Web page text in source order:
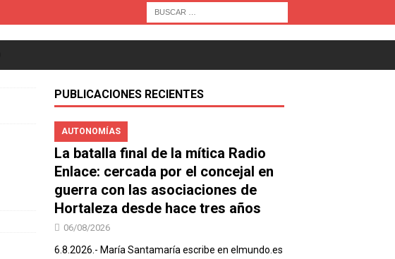
PUBLICACIONES RECIENTES
AUTONOMÍAS
La batalla final de la mítica Radio
Enlace: cercada por el concejal en
guerra con las asociaciones de
Hortaleza desde hace tres años
06/08/2026
6.8.2026.- María Santamaría escribe en elmundo.es